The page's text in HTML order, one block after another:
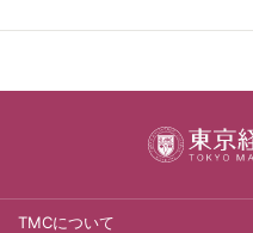
TMCについて